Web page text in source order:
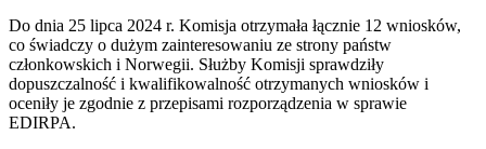
Do dnia 25 lipca 2024 r. Komisja otrzymała łącznie 12 wniosków,
co świadczy o dużym zainteresowaniu ze strony państw
członkowskich i Norwegii. Służby Komisji sprawdziły
dopuszczalność i kwalifikowalność otrzymanych wniosków i
oceniły je zgodnie z przepisami rozporządzenia w sprawie
EDIRPA.